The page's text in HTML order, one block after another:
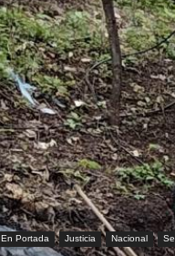
En Portada Justicia Nacional